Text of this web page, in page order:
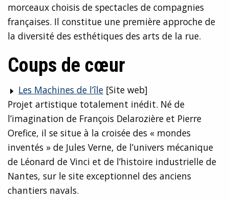
morceaux choisis de spectacles de compagnies
françaises. Il constitue une première approche de
la diversité des esthétiques des arts de la rue.
Coups de cœur
Les Machines de l’île [Site web]
Projet artistique totalement inédit. Né de
l’imagination de François Delarozière et Pierre
Orefice, il se situe à la croisée des « mondes
inventés » de Jules Verne, de l’univers mécanique
de Léonard de Vinci et de l’histoire industrielle de
Nantes, sur le site exceptionnel des anciens
chantiers navals.